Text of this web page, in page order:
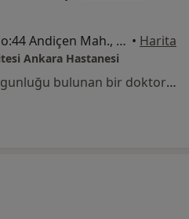
Polatlı 2 Cad.İdil Sok.No:44 Andiçen Mah., Sincan • Harita
Ankara Hastanesi
Bu kurumda online uygunluğu bulunan bir doktor veya uzman bulunamadı